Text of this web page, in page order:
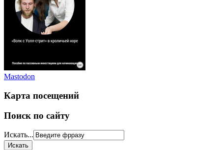
Mastodon
Карта посещений
Поиск по сайту
Искать...